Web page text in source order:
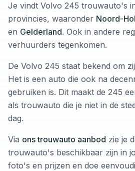
Je vindt Volvo 245 trouwauto's
provincies, waaronder Noord-
en Gelderland. Ook in andere
verhuurders tegenkomen.
De Volvo 245 staat bekend om
Het is een auto die ook na
gebruiken is. Dit maakt de 245
als trouwauto die je niet in de
dag.
Via ons trouwauto aanbod zie je
trouwauto's beschikbaar zijn in
foto's en prijzen en doe